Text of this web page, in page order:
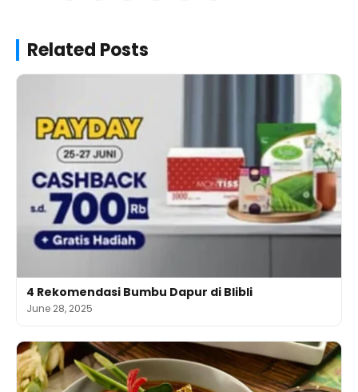
Related Posts
4 Rekomendasi Bumbu Dapur di Blibli
June 28, 2025